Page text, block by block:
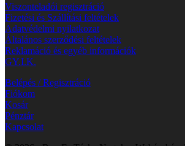
Viszonteladói regisztráció
Fizetési és Szállítási feltételek
Adatvédelmi nyilatkozat
Általános szerződési feltételek
Reklamáció és egyéb információk
GY.I.K.
Belépés / Regisztráció
Fiókom
Kosár
Pénztár
Kapcsolat